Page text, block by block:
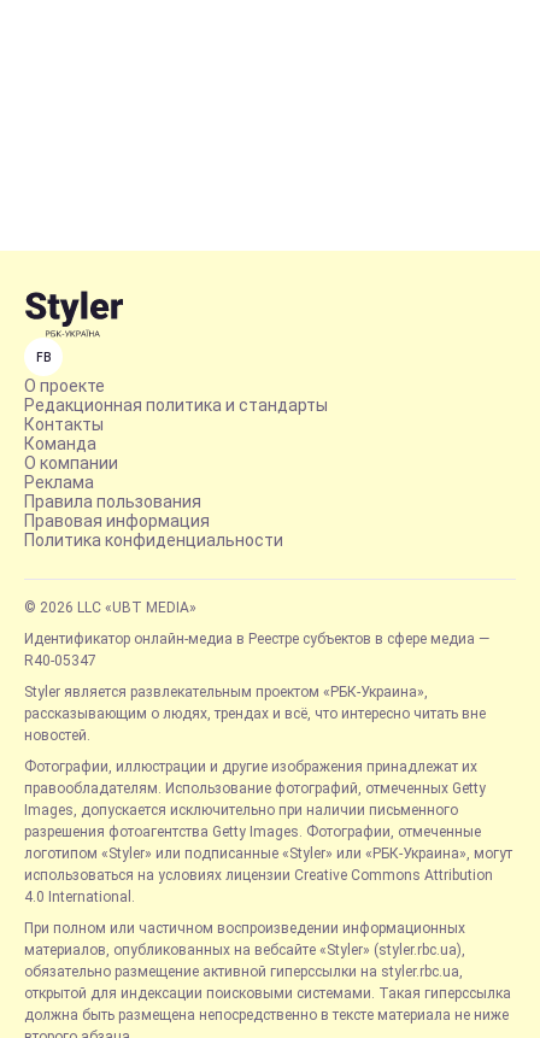
FB
О проекте
Редакционная политика и стандарты
Контакты
Команда
О компании
Реклама
Правила пользования
Правовая информация
Политика конфиденциальности
© 2026 LLC «UBT MEDIA»
Идентификатор онлайн-медиа в Реестре субъектов в сфере медиа —
R40-05347
Styler является развлекательным проектом «РБК-Украина»,
рассказывающим о людях, трендах и всё, что интересно читать вне
новостей.
Фотографии, иллюстрации и другие изображения принадлежат их
правообладателям. Использование фотографий, отмеченных Getty
Images, допускается исключительно при наличии письменного
разрешения фотоагентства Getty Images. Фотографии, отмеченные
логотипом «Styler» или подписанные «Styler» или «РБК-Украина», могут
использоваться на условиях лицензии Creative Commons Attribution
4.0 International.
При полном или частичном воспроизведении информационных
материалов, опубликованных на вебсайте «Styler» (styler.rbc.ua),
обязательно размещение активной гиперссылки на styler.rbc.ua,
открытой для индексации поисковыми системами. Такая гиперссылка
должна быть размещена непосредственно в тексте материала не ниже